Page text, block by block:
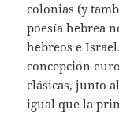
colonias (y
poesía hebrea
hebreos e
concepción
clásicas, junto
igual que la